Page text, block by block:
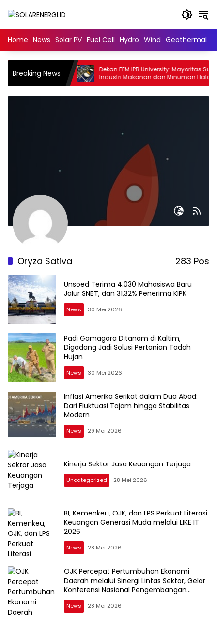
Home News Solar PV Fuel Cell Hydro Wind Geothermal
Breaking News
Digital
sebagai Upaya
Visual pada
Dekan FEM IPB University: Mayoritas Suplai
Industri Makanan dan Minuman Halal
Dikuasai Negara Muslim Minoritas
Oryza Sativa 283 Pos
Unsoed Terima 4.030 Mahasiswa Baru
Jalur SNBT, dan 31,32% Penerima KIPK
News 30 Mei 2026
Padi Gamagora Ditanam di Kaltim,
Digadang Jadi Solusi Pertanian Tadah
Hujan
News 30 Mei 2026
Inflasi Amerika Serikat dalam Dua Abad:
Dari Fluktuasi Tajam hingga Stabilitas
Modern
News 29 Mei 2026
Kinerja Sektor Jasa Keuangan Terjaga
Uncategorized 28 Mei 2026
BI, Kemenkeu, OJK, dan LPS Perkuat Literasi
Keuangan Generasi Muda melalui LIKE IT
2026
News 28 Mei 2026
OJK Percepat Pertumbuhan Ekonomi
Daerah melalui Sinergi Lintas Sektor, Gelar
Konferensi Nasional Pengembangan
Ekonomi Daerah 2026
News 28 Mei 2026